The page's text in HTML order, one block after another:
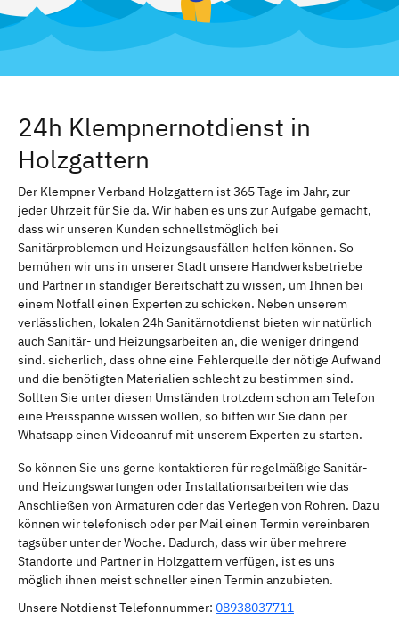
24h Klempnernotdienst in
Holzgattern
Der Klempner Verband Holzgattern ist 365 Tage im Jahr, zur
jeder Uhrzeit für Sie da. Wir haben es uns zur Aufgabe gemacht,
dass wir unseren Kunden schnellstmöglich bei
Sanitärproblemen und Heizungsausfällen helfen können. So
bemühen wir uns in unserer Stadt unsere Handwerksbetriebe
und Partner in ständiger Bereitschaft zu wissen, um Ihnen bei
einem Notfall einen Experten zu schicken. Neben unserem
verlässlichen, lokalen 24h Sanitärnotdienst bieten wir natürlich
auch Sanitär- und Heizungsarbeiten an, die weniger dringend
sind. sicherlich, dass ohne eine Fehlerquelle der nötige Aufwand
und die benötigten Materialien schlecht zu bestimmen sind.
Sollten Sie unter diesen Umständen trotzdem schon am Telefon
eine Preisspanne wissen wollen, so bitten wir Sie dann per
Whatsapp einen Videoanruf mit unserem Experten zu starten.
So können Sie uns gerne kontaktieren für regelmäßige Sanitär-
und Heizungswartungen oder Installationsarbeiten wie das
Anschließen von Armaturen oder das Verlegen von Rohren. Dazu
können wir telefonisch oder per Mail einen Termin vereinbaren
tagsüber unter der Woche. Dadurch, dass wir über mehrere
Standorte und Partner in Holzgattern verfügen, ist es uns
möglich ihnen meist schneller einen Termin anzubieten.
Unsere Notdienst Telefonnummer: 08938037711